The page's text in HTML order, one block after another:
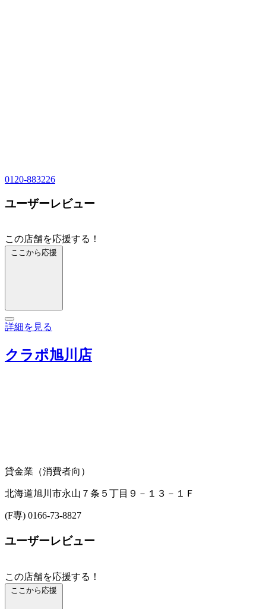
0120-883226
ユーザーレビュー
この店舗を応援する！
ここから応援
詳細を見る
クラポ旭川店
貸金業（消費者向）
北海道旭川市永山７条５丁目９－１３－１Ｆ
(F専) 0166-73-8827
ユーザーレビュー
この店舗を応援する！
ここから応援